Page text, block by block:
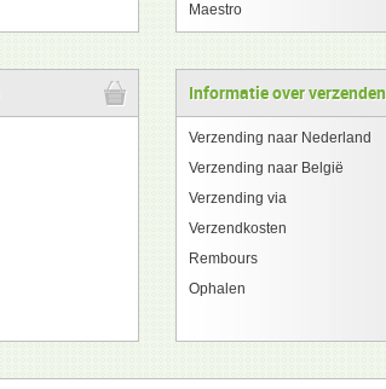
Maestro
Informatie over verzenden
Verzending naar Nederland
Verzending naar België
Verzending via
Verzendkosten
Rembours
Ophalen